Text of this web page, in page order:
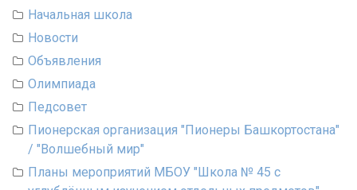
Начальная школа
Новости
Объявления
Олимпиада
Педсовет
Пионерская организация "Пионеры Башкортостана"
/ "Волшебный мир"
Планы мероприятий МБОУ "Школа № 45 с